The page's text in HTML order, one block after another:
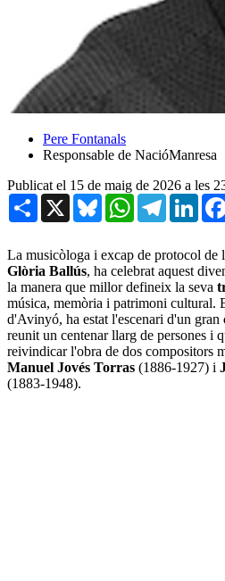
Pere Fontanals
Responsable de NacióManresa
Publicat el 15 de maig de 2026 a les
Share X BlueskyWhatsAppTelegram
La musicòloga i excap de protocol de
Glòria Ballús, ha celebrat aquest
la manera que millor defineix la seva
música, memòria i patrimoni cultural.
d'Avinyó, ha estat l'escenari d'un gran
reunit un centenar llarg de persones i
reivindicar l'obra de dos compositors
Manuel Jovés Torras (1886-1927) i
(1883-1948).